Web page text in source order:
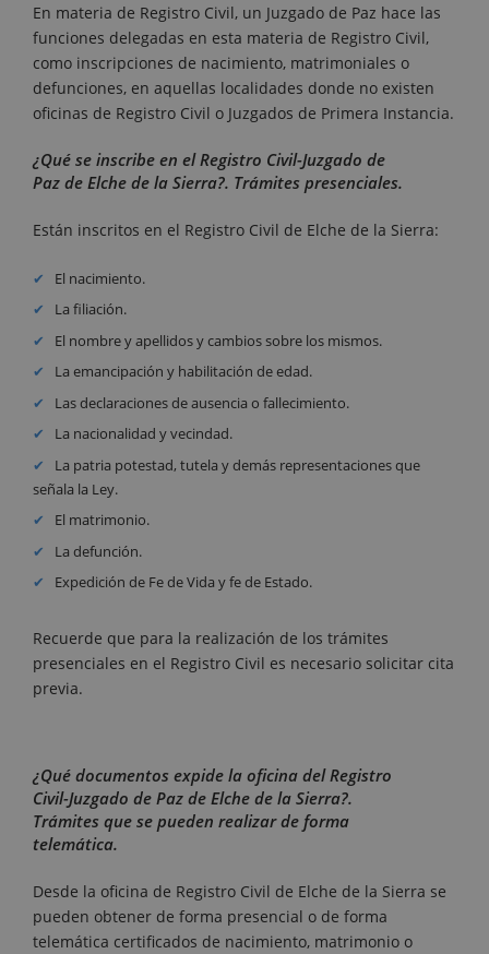
En materia de Registro Civil, un Juzgado de Paz hace las
funciones delegadas en esta materia de Registro Civil,
como inscripciones de nacimiento, matrimoniales o
defunciones, en aquellas localidades donde no existen
oficinas de Registro Civil o Juzgados de Primera Instancia.
¿Qué se inscribe en el Registro Civil-Juzgado de
Paz de Elche de la Sierra?. Trámites presenciales.
Están inscritos en el Registro Civil de Elche de la Sierra:
El nacimiento.
La filiación.
El nombre y apellidos y cambios sobre los mismos.
La emancipación y habilitación de edad.
Las declaraciones de ausencia o fallecimiento.
La nacionalidad y vecindad.
La patria potestad, tutela y demás representaciones que
señala la Ley.
El matrimonio.
La defunción.
Expedición de Fe de Vida y fe de Estado.
Recuerde que para la realización de los trámites
presenciales en el Registro Civil es necesario solicitar cita
previa.
¿Qué documentos expide la oficina del Registro
Civil-Juzgado de Paz de Elche de la Sierra?.
Trámites que se pueden realizar de forma
telemática.
Desde la oficina de Registro Civil de Elche de la Sierra se
pueden obtener de forma presencial o de forma
telemática certificados de nacimiento, matrimonio o